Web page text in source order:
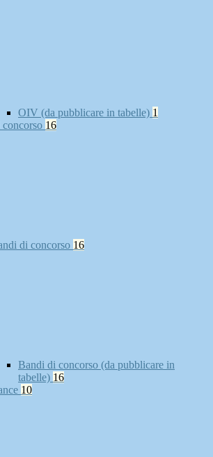
OIV (da pubblicare in tabelle) 1
16
di concorso 16
Bandi di concorso (da pubblicare in
tabelle) 16
10